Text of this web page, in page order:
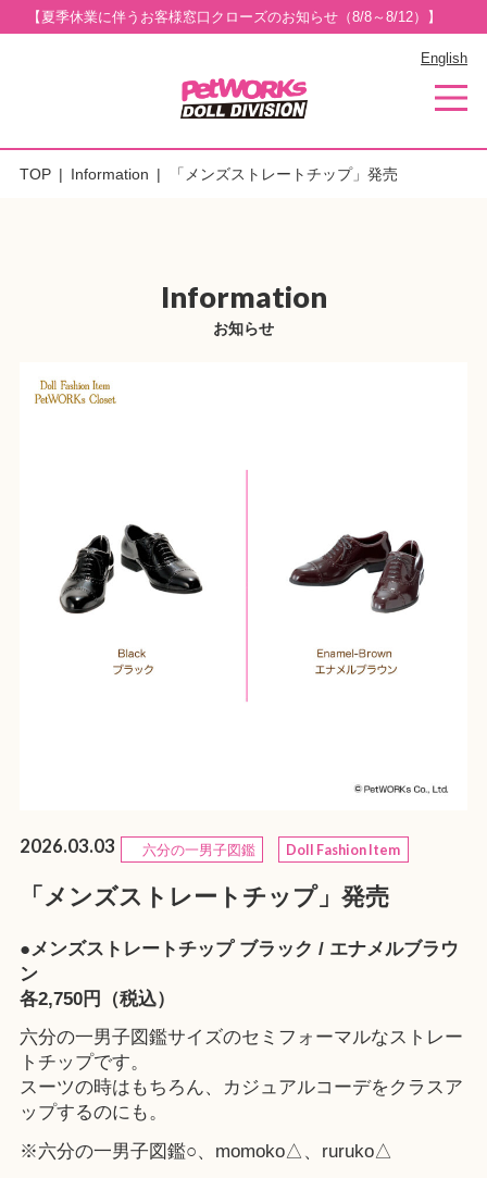
【夏季休業に伴うお客様窓口クローズのお知らせ（8/8～8/12）】
English
TOP Information 「メンズストレートチップ」発売
Information
お知らせ
2026.03.03 六分の一男子図鑑 Doll Fashion Item
「メンズストレートチップ」発売
●メンズストレートチップ ブラック / エナメルブラウ
ン
各2,750円（税込）
六分の一男子図鑑サイズのセミフォーマルなストレー
トチップです。
スーツの時はもちろん、カジュアルコーデをクラスア
ップするのにも。
※六分の一男子図鑑○、momoko△、ruruko△